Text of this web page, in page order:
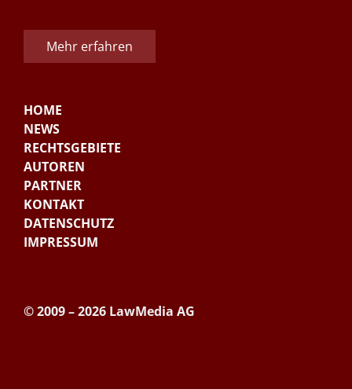
Mehr erfahren
HOME
NEWS
RECHTSGEBIETE
AUTOREN
PARTNER
KONTAKT
DATENSCHUTZ
IMPRESSUM
© 2009 – 2026 LawMedia AG